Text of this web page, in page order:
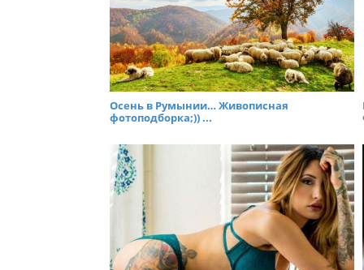
Осень в Румынии… Живописная
фотоподборка;)) ...